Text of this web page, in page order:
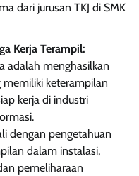
dari jurusan TKJ di SMK
Kerja Terampil:
adalah menghasilkan
memiliki keterampilan
kerja di industri
dengan pengetahuan
dalam instalasi,
pemeliharaan